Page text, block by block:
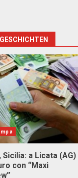
Sicilia: a Licata (AG)
con “Maxi